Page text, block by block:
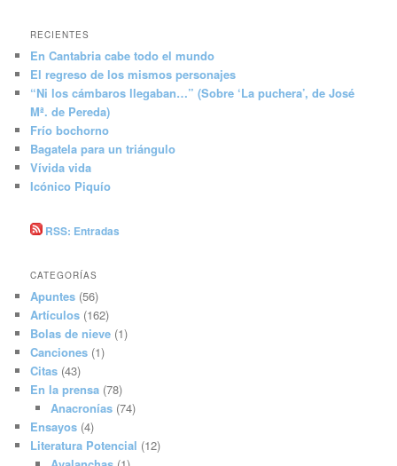
RECIENTES
En Cantabria cabe todo el mundo
El regreso de los mismos personajes
“Ni los cámbaros llegaban…” (Sobre ‘La puchera’, de José
Mª. de Pereda)
Frío bochorno
Bagatela para un triángulo
Vívida vida
Icónico Piquío
RSS: Entradas
CATEGORÍAS
Apuntes (56)
Artículos (162)
Bolas de nieve (1)
Canciones (1)
Citas (43)
En la prensa (78)
Anacronías(74)
Ensayos (4)
Literatura Potencial (12)